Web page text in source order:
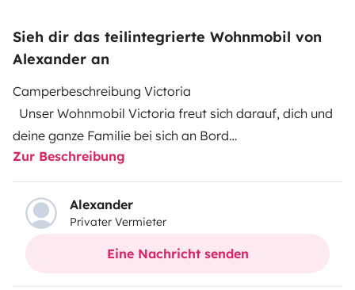
Sieh dir das teilintegrierte Wohnmobil von
Alexander an
Camperbeschreibung Victoria
Unser Wohnmobil Victoria freut sich darauf, dich und
deine ganze Familie bei sich an Bord
willkommen zu heißen! Unter ihrer Motorhaube schlägt
das Herz einer Abenteurerin und ihre Reifen
können es kaum erwarten, mit euch über die Straßen
Europas zu rollen.
Nachdem wir jahrelang mit Wohnwagen auf Reisen
Zur Beschreibung
Alexander
Privater Vermieter
Eine Nachricht senden